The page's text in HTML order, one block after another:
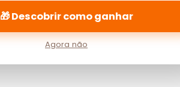
🎁 Descobrir como ganhar
Agora não